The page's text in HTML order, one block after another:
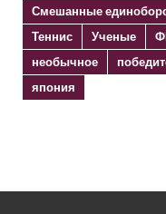
Смешанные
Теннис
Ученые
необычное
япония